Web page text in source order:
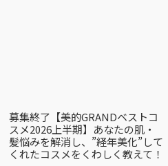
募集終了【美的GRANDベストコ
スメ2026上半期】あなたの肌・
髪悩みを解消し、”経年美化”して
くれたコスメをくわしく教えて！